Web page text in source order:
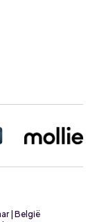
| België